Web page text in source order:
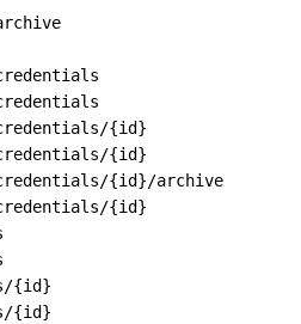
{id}
{id}
{id}/archive
{id}
{id}
{id}